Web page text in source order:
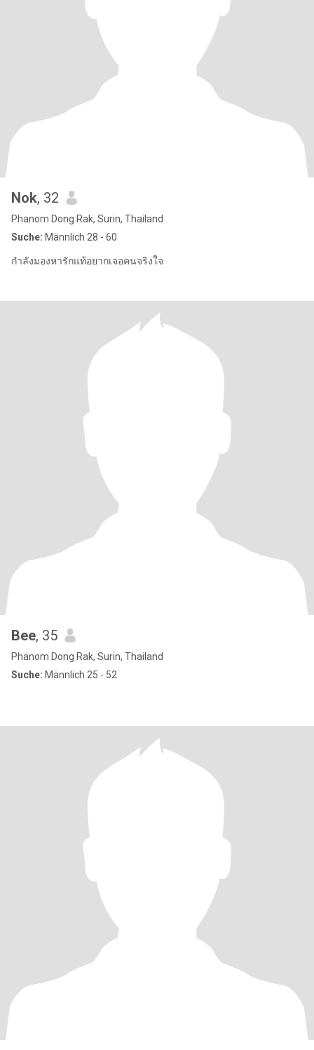
Nok, 32
Phanom Dong Rak, Surin, Thailand
Suche: Männlich 28 - 60
กำลังมองหารักแท้อยากเจอคนจริงใจ
Bee, 35
Phanom Dong Rak, Surin, Thailand
Suche: Männlich 25 - 52